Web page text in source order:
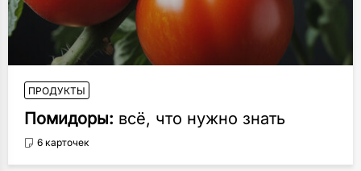
ПРОДУКТЫ
Помидоры: всё, что нужно знать
6 карточек